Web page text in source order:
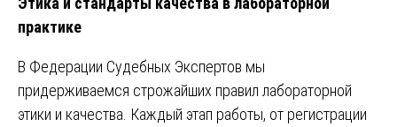
практике
В Федерации Судебных Экспертов мы
придерживаемся строжайших правил лабораторной
этики и качества. Каждый этап работы, от регистрации